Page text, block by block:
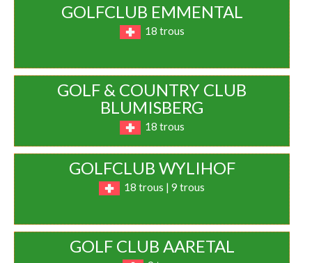
GOLFCLUB EMMENTAL
18 trous
GOLF & COUNTRY CLUB
BLUMISBERG
18 trous
GOLFCLUB WYLIHOF
18 trous | 9 trous
GOLF CLUB AARETAL